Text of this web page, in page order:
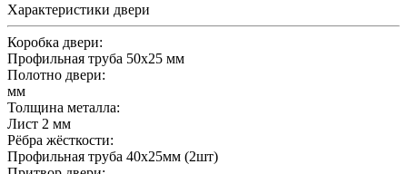
Характеристики двери
Коробка двери:
Профильная труба 50x25 мм
Полотно двери:
мм
Толщина металла:
Лист 2 мм
Рёбра жёсткости:
Профильная труба 40x25мм (2шт)